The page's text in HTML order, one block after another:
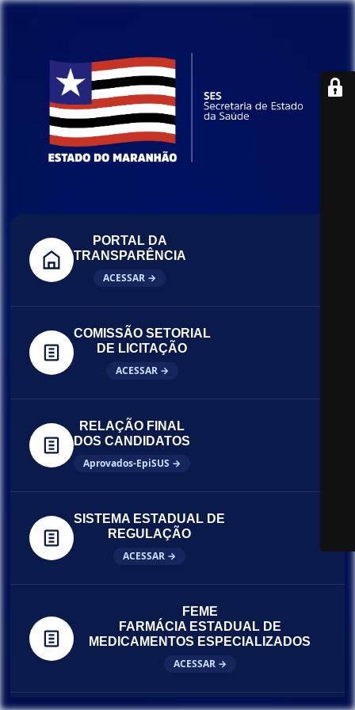
PORTAL DA
TRANSPARÊNCIA
ACESSAR →
COMISSÃO SETORIAL
DE LICITAÇÃO
ACESSAR →
RELAÇÃO FINAL
DOS CANDIDATOS
Aprovados-EpiSUS →
SISTEMA ESTADUAL DE
REGULAÇÃO
ACESSAR →
FEME
FARMÁCIA ESTADUAL DE
MEDICAMENTOS ESPECIALIZADOS
ACESSAR →